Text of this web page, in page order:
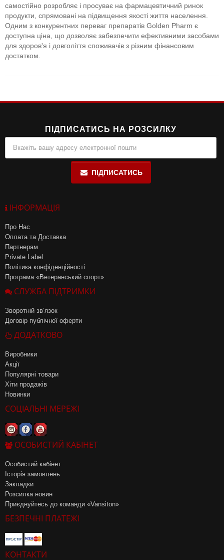
самостійно розробляє і просуває на фармацевтичний ринок
продукти, спрямовані на підвищення якості життя населення.
Одним з конкурентних переваг препаратів Golden Pharm є
доступна ціна, що дозволяє забезпечити ефективними засобами
для здоров'я і довголіття споживачів з різним фінансовим
достатком.
ПІДПИСАТИСЬ НА РОЗСИЛКУ
ПІДПИСАТИСЬ
ІНФОРМАЦІЯ
Про Нас
Оплата та Доставка
Партнерам
Private Label
Політика конфіденційності
Програма «Ветеранський спорт»
СЛУЖБА ПІДТРИМКИ
Зворотній зв’язок
Договір публічної оферти
ДОДАТКОВО
Виробники
Акції
Популярні товари
Хіти продажів
Новинки
СОЦІАЛЬНІ МЕРЕЖІ
ОСОБИСТИЙ КАБІНЕТ
Особистий кабінет
Історія замовлень
Закладки
Розсилка новин
Приєднуйтесь до команди «Vansiton»
БЕЗПЕЧНІ ПЛАТЕЖІ
КОНТАКТИ